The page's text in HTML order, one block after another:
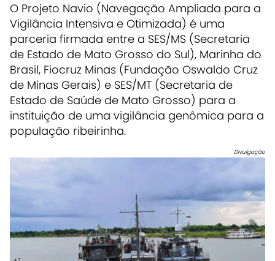
O Projeto Navio (Navegação Ampliada para a
Vigilância Intensiva e Otimizada) é uma
parceria firmada entre a SES/MS (Secretaria
de Estado de Mato Grosso do Sul), Marinha do
Brasil, Fiocruz Minas (Fundação Oswaldo Cruz
de Minas Gerais) e SES/MT (Secretaria de
Estado de Saúde de Mato Grosso) para a
instituição de uma vigilância genômica para a
população ribeirinha.
Divulgação